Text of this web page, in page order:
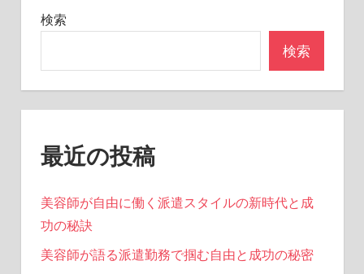
検索
検索
最近の投稿
美容師が自由に働く派遣スタイルの新時代と成
功の秘訣
美容師が語る派遣勤務で掴む自由と成功の秘密